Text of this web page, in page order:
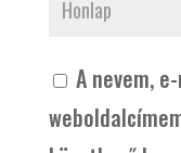
A nevem,